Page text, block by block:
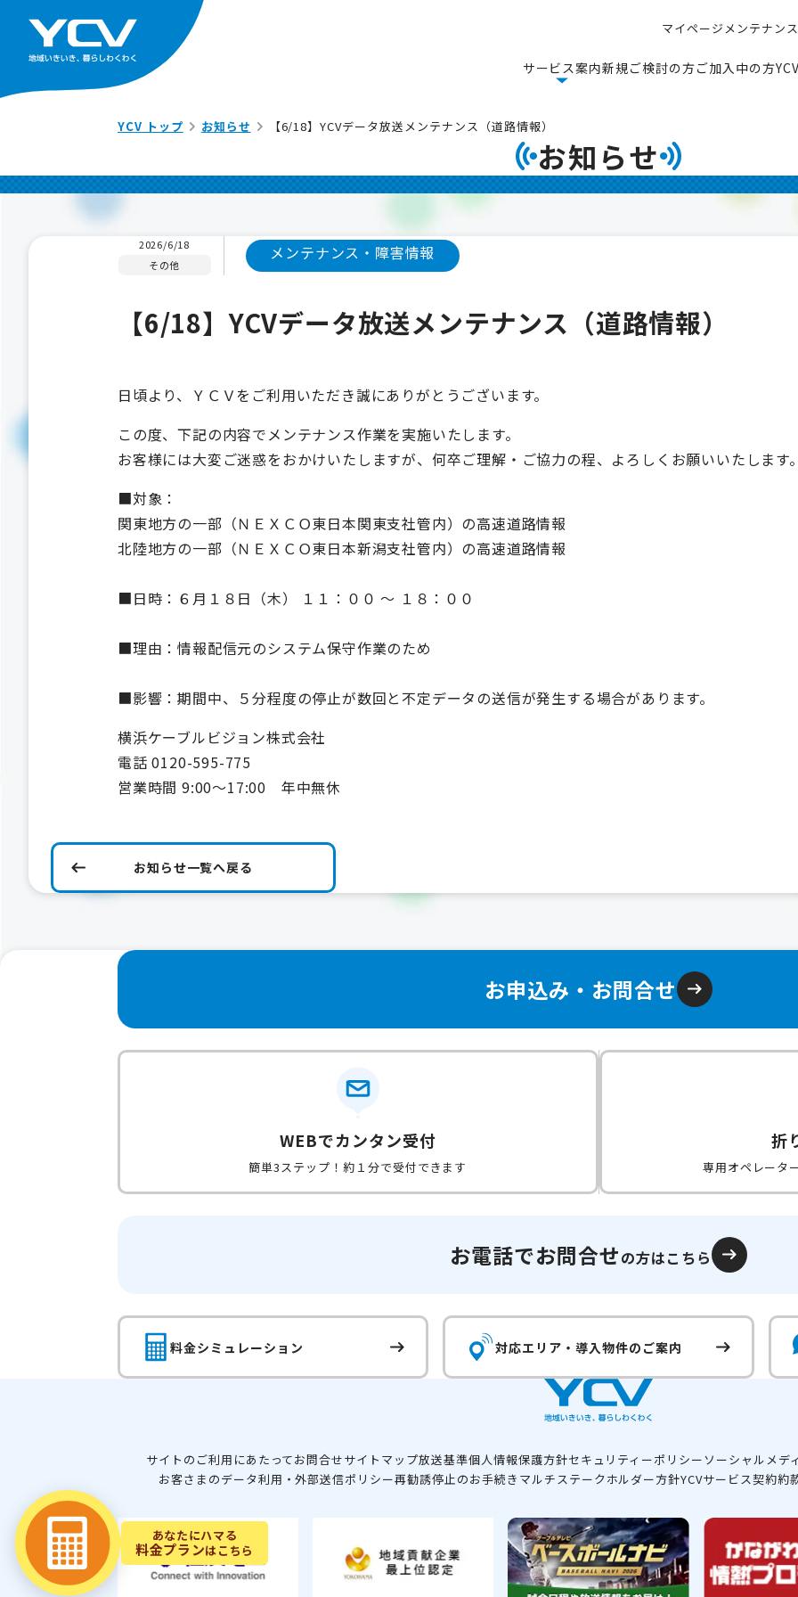
マイページ メ ンテナ ン ス
サービ ス案内
ビス
新規ご検討の方ご加入 中の方YC
YCV トップ お知らせ 【6/18】YCVデータ放送メンテナンス（道路情報）
お知らせ
2026/6/18
その他
メンテナンス・障害情報
【6/18】YCVデータ放送メンテナンス（道路情報）
日頃より、ＹＣＶをご利用いただき誠にありがとうございます。
この度、下記の内容でメンテナンス作業を実施いたします。
お客様には大変ご迷惑をおかけいたしますが、何卒ご理解・ご協力の程、よろしくお願いいたします
■対象：
関東地方の一部（ＮＥＸＣＯ東日本関東支社管内）の高速道路情報
北陸地方の一部（ＮＥＸＣＯ東日本新潟支社管内）の高速道路情報
■日時：６月１８日（木） １１：００ ～ １８：００
■理由：情報配信元のシステム保守作業のため
■影響：期間中、５分程度の停止が数回と不定データの送信が発生する場合があります。
横浜ケーブルビジョン株式会社
電話 0120-595-775
営業時間 9:00～17:00 年中無休
お知らせ一覧へ戻る
お申込み・お問合せ
WEBでカンタン受付
簡単3ステップ！約１分で受付できます
折
専用オペレータ
お電話でお問合せの方はこちら
料金シミュレーション 対応エリア・導入物件のご案内
あなたにハマる
料金プランはこちら
サイトのご利用にあたってお問合せサイトマップ放送基準個人情報保護方針セキュリティーポリシーソーシャルメデ
お客さまのデータ利用・外部送信ポリシー再勧誘停止のお手続き マルチステークホルダー方針YCVサービス契約約